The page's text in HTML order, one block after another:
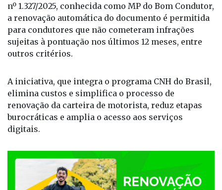
nº 1.327/2025, conhecida como MP do Bom Condutor,
a renovação automática do documento é permitida
para condutores que não cometeram infrações
sujeitas à pontuação nos últimos 12 meses, entre
outros critérios.
A iniciativa, que integra o programa CNH do Brasil,
elimina custos e simplifica o processo de
renovação da carteira de motorista, reduz etapas
burocráticas e amplia o acesso aos serviços
digitais.